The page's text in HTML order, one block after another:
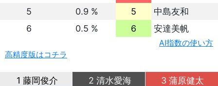
5
0.9 % 5
中島友和
6
0.5 % 6 安達美帆
AI指数の使い方
高精度版はコチラ
1 藤岡俊介
2 清水愛海
3 蒲原健太